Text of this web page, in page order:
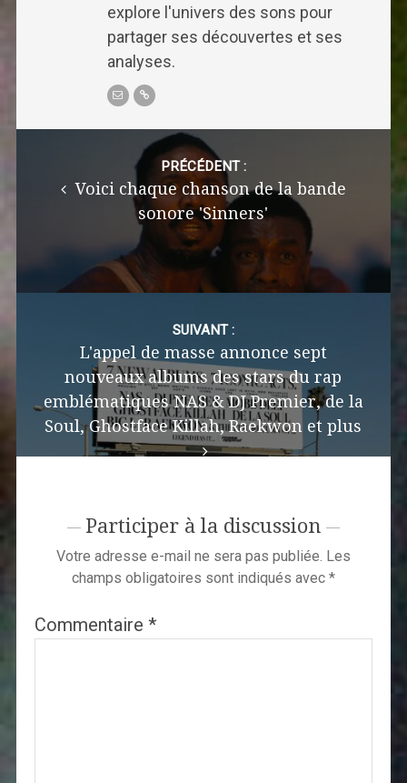
explore l'univers des sons pour
partager ses découvertes et ses
analyses.
PRÉCÉDENT :
Voici chaque chanson de la bande
sonore 'Sinners'
SUIVANT :
L'appel de masse annonce sept
nouveaux albums des stars du rap
emblématiques NAS & DJ Premier, de la
Soul, Ghostface Killah, Raekwon et plus
Participer à la discussion
Votre adresse e-mail ne sera pas publiée. Les
champs obligatoires sont indiqués avec *
Commentaire *